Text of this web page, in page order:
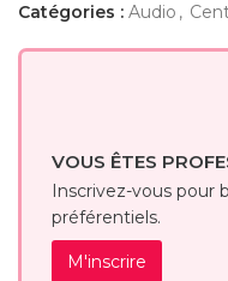
Catégories : Audio ,
VOUS ÊTES
Inscrivez-vous pour
préférentiels.
M'inscrire